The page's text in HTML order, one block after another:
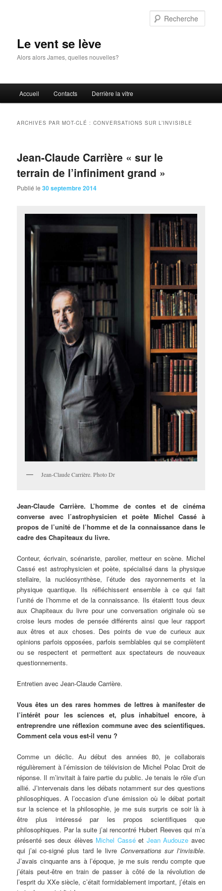
Le vent se lève
Alors alors James, quelles nouvelles?
principal
Accueil Contacts Derrière la vitre
ARCHIVES PAR MOT-CLÉ :CONVERSATIONS SUR L’INVISIBLE
Jean-Claude Carrière « sur le
terrain de l’infiniment grand »
Publié le30 septembre 2014
Jean-Claude Carrière. Photo Dr
Jean-Claude Carrière. L’homme de contes et de cinéma
converse avec l’astrophysicien et poète Michel Cassé à
propos de l’unité de l’homme et de la connaissance dans le
cadre des Chapiteaux du livre.
Conteur, écrivain, scénariste, parolier, metteur en scène. Michel
Cassé est astrophysicien et poète, spécialisé dans la physique
stellaire, la nucléosynthèse, l’étude des rayonnements et la
physique quantique. Ils réfléchissent ensemble à ce qui fait
l’unité de l’homme et de la connaissance. Ils étaientt tous deux
aux Chapiteaux du livre pour une conversation originale où se
croise leurs modes de pensée différents ainsi que leur rapport
aux êtres et aux choses. Des points de vue de curieux aux
opinions parfois opposées, parfois semblables qui se complètent
ou se respectent et permettent aux spectateurs de nouveaux
questionnements.
Entretien avec Jean-Claude Carrière.
Vous êtes un des rares hommes de lettres à manifester de
l’intérêt pour les sciences et, plus inhabituel encore, à
entreprendre une réflexion commune avec des scientifiques.
Comment cela vous est-il venu ?
Comme un déclic. Au début des années 80, je collaborais
régulièrement à l’émission de télévision de Michel Polac Droit de
réponse. Il m’invitait à faire partie du public. Je tenais le rôle d’un
allié. J’intervenais dans les débats notamment sur des questions
philosophiques. A l’occasion d’une émission où le débat portait
sur la science et la philosophie, je me suis surpris ce soir là à
être plus intéressé par les propos scientifiques que
philosophiques. Par la suite j’ai rencontré Hubert Reeves qui m’a
présenté ses deux élèves Michel Casséet Jean Audouze avec
qui j’ai co-signé plus tard le livre Conversations sur l’invisible.
J’avais cinquante ans à l’époque, je me suis rendu compte que
j’étais peut-être en train de passer à côté de la révolution de
l’esprit du XXe siècle, c’était formidablement important, j’étais en